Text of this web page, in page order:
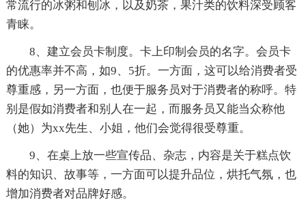
常流行的冰粥和刨冰，以及奶茶，果汁类的饮料深受顾客
青睐。
8、建立会员卡制度。卡上印制会员的名字。会员卡
的优惠率并不高，如9、5折。一方面，这可以给消费者受
尊重感，另一方面，也便于服务员对于消费者的称呼。特
别是假如消费者和别人在一起，而服务员又能当众称他
（她）为xx先生、小姐，他们会觉得很受尊重。
9、在桌上放一些宣传品、杂志，内容是关于糕点饮
料的知识、故事等，一方面可以提升品位，烘托气氛，也
增加消费者对品牌好感。